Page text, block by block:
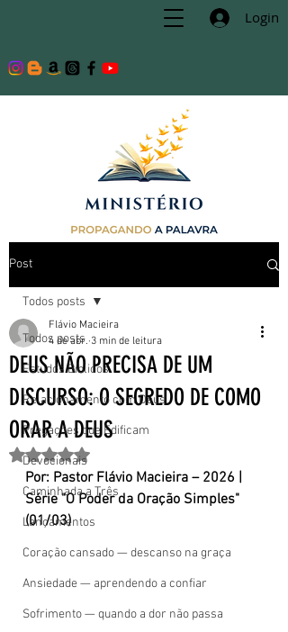
Login
Post
Todos posts
Estudos Bíblicos
Relacionamento com Deus
Pregações que Edificam
Devocionais
Caminhada a Três
Lançamentos
Coração cansado — descanso na graça
Ansiedade — aprendendo a confiar
Sofrimento — quando a dor não passa
Todos posts
DEUS NÃO PRECISA DE UM
DISCURSO: O SEGREDO DE COMO
ORAR A DEUS
Flávio Macieira
4 de abr. 3 min de leitura
Avaliado com NaN de 5 estrelas.
Por: Pastor Flávio Macieira – 2026 |
Série "O Poder da Oração Simples"
(01/03)